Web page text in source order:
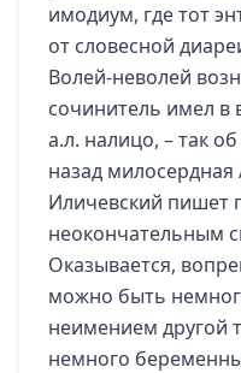
имодиум, где тот
от словесной
Волей-неволей
сочинитель имел в
а.л. налицо, – так
назад
Иличевский пишет
неокончательным
Оказывается,
можно быть
неимением другой
немного